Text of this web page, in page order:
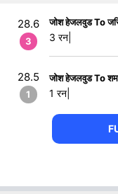
28.6
3
जोश हेजलवुड To
3 रन|
28.5
1
जोश हेजलवुड To
1 रन|